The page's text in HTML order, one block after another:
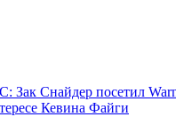
Зак Снайдер посетил
Кевина Файги